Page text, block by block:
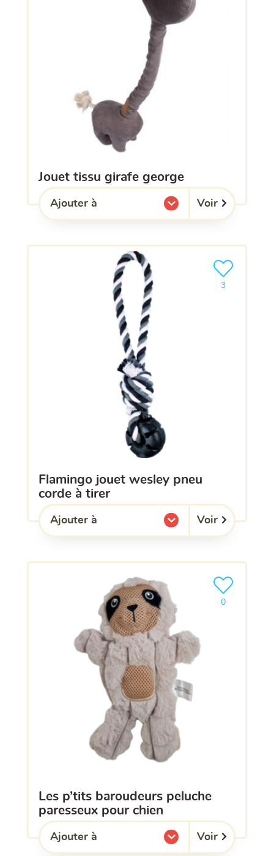
jouet tissu girafe george
Ajouter à
l'une de mes listes. Voir
flamingo jouet wesley pneu
corde à tirer
3
Ajouter le
Ajouter à
l'une de mes listes. Voir
les p’tits baroudeurs peluche
paresseux pour chien
0
Ajouter le
Ajouter à
l'une de mes listes. Voir